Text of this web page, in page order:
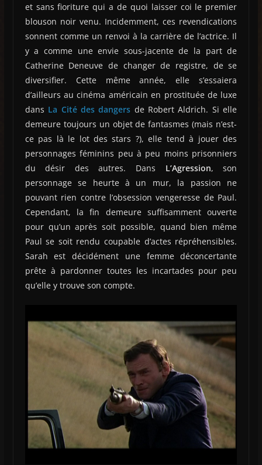
et sans fioriture qui a de quoi laisser coi le premier
blouson noir venu. Incidemment, ces revendications
sonnent comme un renvoi à la carrière de l’actrice. Il
y a comme une envie sous-jacente de la part de
Catherine Deneuve de changer de registre, de se
diversifier. Cette même année, elle s’essaiera
d’ailleurs au cinéma américain en prostituée de luxe
dans La Cité des dangers de Robert Aldrich. Si elle
demeure toujours un objet de fantasmes (mais n’est-
ce pas là le lot des stars ?), elle tend à jouer des
personnages féminins peu à peu moins prisonniers
du désir des autres. Dans L’Agression, son
personnage se heurte à un mur, la passion ne
pouvant rien contre l’obsession vengeresse de Paul.
Cependant, la fin demeure suffisamment ouverte
pour qu’un après soit possible, quand bien même
Paul se soit rendu coupable d’actes répréhensibles.
Sarah est décidément une femme déconcertante
prête à pardonner toutes les incartades pour peu
qu’elle y trouve son compte.